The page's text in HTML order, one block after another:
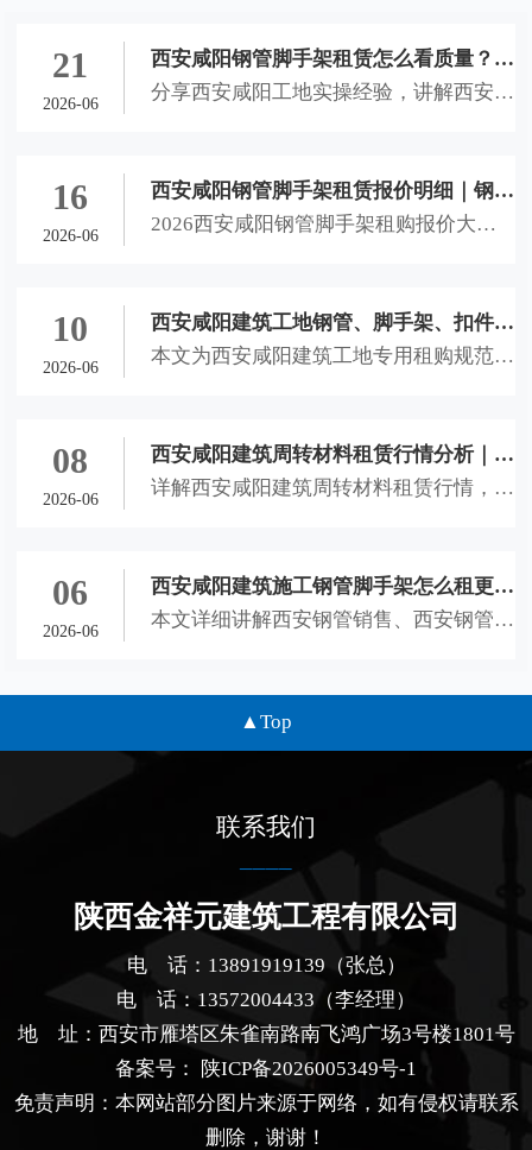
21
2026-06
西安咸阳钢管脚手架租赁怎么看质量？钢
管、脚手架、扣件进场挑选实操经验
分享西安咸阳工地实操经验，讲解西安钢
大家辨别劣质建材，避开租赁隐患，保障
工地施工安全。
16
2026-06
西安咸阳钢管脚手架租赁报价明细｜钢管
租售计费方式、结算理赔全攻略
2026西安咸阳钢管脚手架租购报价大
方式、隐形收费及理赔标准，助力本地工
地省钱避坑。
10
2026-06
西安咸阳建筑工地钢管、脚手架、扣件租
购选用规范文档
本文为西安咸阳建筑工地专用租购规范文
标准、进场验收流程与合作风控细则，适
配西安未央、灞桥、咸阳秦都、西咸新区
08
2026-06
西安咸阳建筑周转材料租赁行情分析｜钢
管租售、脚手架租赁、扣件租赁全套选材
详解西安咸阳建筑周转材料租赁行情，科
合作技巧，助力本地工地合理控制成本、
规避租赁风险、保障施工安全。
06
2026-06
西安咸阳建筑施工钢管脚手架怎么租更划
算？钢管销售租赁及扣件租赁全解析
本文详细讲解西安钢管销售、西安钢管租
景、材料鉴别技巧与租赁避坑要点，为西
Top
联系我们
陕西金祥元建筑工程有限公司
电 话：13891919139（张总）
电 话：13572004433（李经理）
地 址：西安市雁塔区朱雀南路南飞鸿广场3号楼1801号
备案号：
陕ICP备2026005349号-1
免责声明：本网站部分图片来源于网络，如有侵权请联系
删除，谢谢！